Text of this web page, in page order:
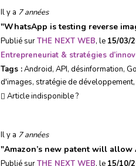
Il y a 7 années
"WhatsApp is testing reverse
Publié surTHE NEXT WEB, le 15/03/
Entrepreneuriat & stratégies
Tags :Android, API, désinformation,
d'images, stratégie de développement,
Article indisponible ?
Il y a 7 années
"Amazon’s new patent will
Publié surTHE NEXT WEB, le 15/10/